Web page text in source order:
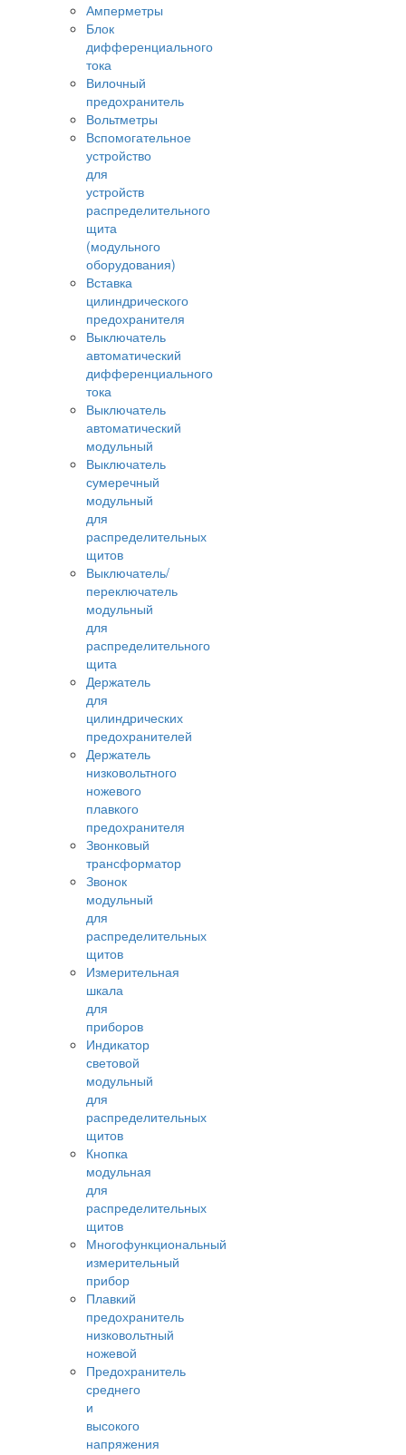
Амперметры
Блок
дифференциального
тока
Вилочный
предохранитель
Вольтметры
Вспомогательное
устройство
для
устройств
распределительного
щита
(модульного
оборудования)
Вставка
цилиндрического
предохранителя
Выключатель
автоматический
дифференциального
тока
Выключатель
автоматический
модульный
Выключатель
сумеречный
модульный
для
распределительных
щитов
Выключатель/
переключатель
модульный
для
распределительного
щита
Держатель
для
цилиндрических
предохранителей
Держатель
низковольтного
ножевого
плавкого
предохранителя
Звонковый
трансформатор
Звонок
модульный
для
распределительных
щитов
Измерительная
шкала
для
приборов
Индикатор
световой
модульный
для
распределительных
щитов
Кнопка
модульная
для
распределительных
щитов
Многофункциональный
измерительный
прибор
Плавкий
предохранитель
низковольтный
ножевой
Предохранитель
среднего
и
высокого
напряжения